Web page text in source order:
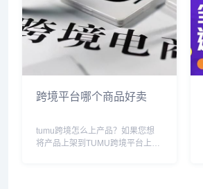
跨境平台哪个商品好卖
tumu跨境怎么上产品？如果您想
将产品上架到TUMU跨境平台上，